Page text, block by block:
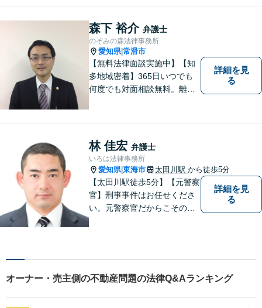
多数。
森下 裕介 弁護士
のぞみの森法律事務所
愛知県|常滑市
【無料法律面談実施中】【知
多地域密着】365日いつでも
何度でも対面相談無料。離
い。
詳細を見
る
林 佳宏 弁護士
いろは法律事務所
愛知県|東海市 太田川駅 から徒歩5分
【太田川駅徒歩5分】【元警察
官】刑事事件はお任せくださ
い。元警察官だからこその視
ることはございません。元警
察官の経験を活かした交通事
故事案対応もいたします。
詳細を見
る
オーナー・売主側の不動産問題の法律Q&Aランキング